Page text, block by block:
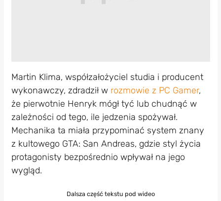
Martin Klima, współzałożyciel studia i producent
wykonawczy, zdradził wrozmowie z PC Gamer,
że pierwotnie Henryk mógł tyć lub chudnąć w
zależności od tego, ile jedzenia spożywał.
Mechanika ta miała przypominać system znany
z kultowego GTA: San Andreas, gdzie styl życia
protagonisty bezpośrednio wpływał na jego
wygląd.
Dalsza część tekstu pod wideo